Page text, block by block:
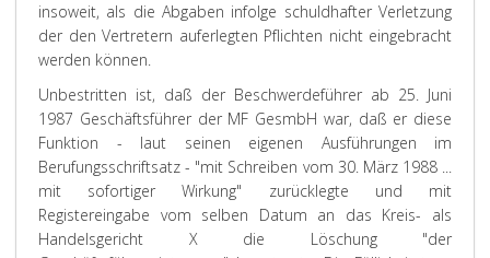
insoweit, als die Abgaben infolge schuldhafter Verletzung
der den Vertretern auferlegten Pflichten nicht eingebracht
werden können.
Unbestritten ist, daß der Beschwerdeführer ab 25. Juni
1987 Geschäftsführer der MF GesmbH war, daß er diese
Funktion - laut seinen eigenen Ausführungen im
Berufungsschriftsatz - "mit Schreiben vom 30. März 1988 ...
mit sofortiger Wirkung" zurücklegte und mit
Registereingabe vom selben Datum an das Kreis- als
Handelsgericht X die Löschung "der